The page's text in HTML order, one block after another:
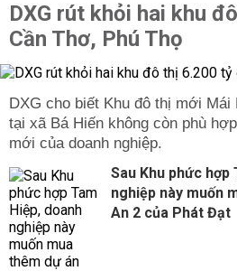
DXG rút khỏi hai khu
Cần Thơ, Phú Thọ
DXG cho biết Khu đô thị mới
tại xã Bá Hiến không còn phù
mới của doanh nghiệp.
Sau Khu phức hợp
nghiệp này muốn
An 2 của Phát Đạt